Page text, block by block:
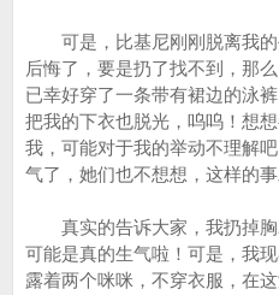
可是，比基尼刚刚脱离我的
后悔了，要是扔了找不到，那
已幸好穿了一条带有裙边的泳
把我的下衣也脱光，呜呜！想
我，可能对于我的举动不理解
气了，她们也不想想，这样的
真实的告诉大家，我扔掉胸
可能是真的生气啦！可是，我
露着两个咪咪，不穿衣服，在